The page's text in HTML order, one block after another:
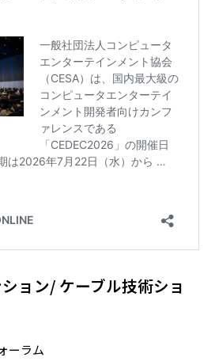
ョン/ ケーブル技術ショ
ーラム